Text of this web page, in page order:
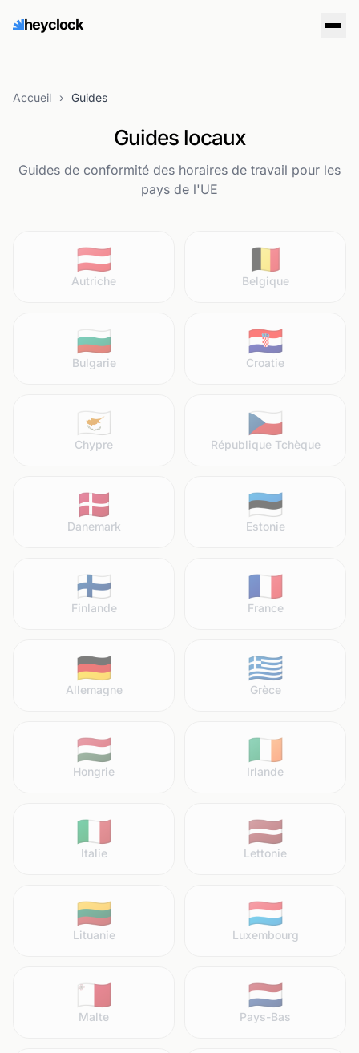
heyclock
Accueil › Guides
Guides locaux
Guides de conformité des horaires de travail pour les
pays de l'UE
🇦🇹
Autriche
🇧🇪
Belgique
🇧🇬
Bulgarie
🇭🇷
Croatie
🇨🇾
Chypre
🇨🇿
République Tchèque
🇩🇰
Danemark
🇪🇪
Estonie
🇫🇮
Finlande
🇫🇷
France
🇩🇪
Allemagne
🇬🇷
Grèce
🇭🇺
Hongrie
🇮🇪
Irlande
🇮🇹
Italie
🇱🇻
Lettonie
🇱🇹
Lituanie
🇱🇺
Luxembourg
🇲🇹
Malte
🇳🇱
Pays-Bas